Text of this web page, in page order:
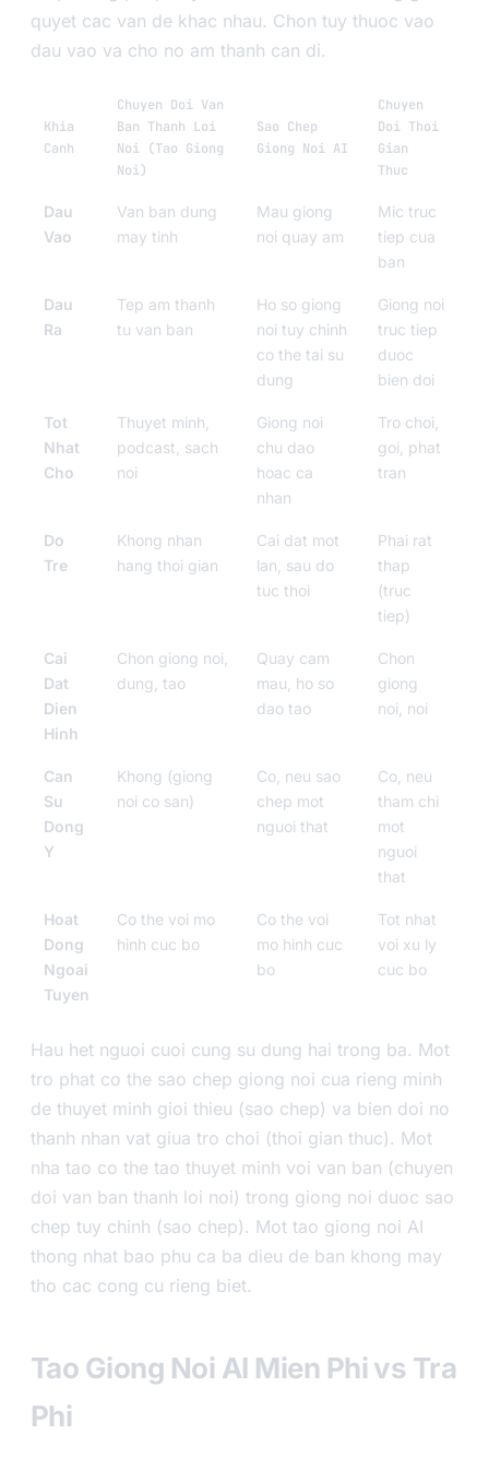
quyet cac van de khac nhau. Chon tuy thuoc vao
dau vao va cho no am thanh can di.
Khia
Canh
Chuyen Doi Van
Ban Thanh Loi
Noi (Tao Giong
Noi)
Sao Chep
Giong Noi AI
Chuyen
Doi Thoi
Gian
Thuc
Dau
Vao
Van ban dung
may tinh
Mau giong
noi quay am
Mic truc
tiep cua
ban
Dau
Ra
Tep am thanh
tu van ban
Ho so giong
noi tuy chinh
co the tai su
dung
Giong noi
truc tiep
duoc
bien doi
Tot
Nhat
Cho
Thuyet minh,
podcast, sach
noi
Giong noi
chu dao
hoac ca
nhan
Tro choi,
goi, phat
tran
Do
Tre
Khong nhan
hang thoi gian
Cai dat mot
lan, sau do
tuc thoi
Phai rat
thap
(truc
tiep)
Cai
Dat
Dien
Hinh
Chon giong noi,
dung, tao
Quay cam
mau, ho so
dao tao
Chon
giong
noi, noi
Can
Su
Dong
Y
Khong (giong
noi co san)
Co, neu sao
chep mot
nguoi that
Co, neu
tham chi
mot
nguoi
that
Hoat
Dong
Ngoai
Tuyen
Co the voi mo
hinh cuc bo
Co the voi
mo hinh cuc
bo
Tot nhat
voi xu ly
cuc bo
Hau het nguoi cuoi cung su dung hai trong ba. Mot
tro phat co the sao chep giong noi cua rieng minh
de thuyet minh gioi thieu (sao chep) va bien doi no
thanh nhan vat giua tro choi (thoi gian thuc). Mot
nha tao co the tao thuyet minh voi van ban (chuyen
doi van ban thanh loi noi) trong giong noi duoc sao
chep tuy chinh (sao chep). Mot tao giong noi AI
thong nhat bao phu ca ba dieu de ban khong may
tho cac cong cu rieng biet.
Tao Giong Noi AI Mien Phi vs Tra
Phi